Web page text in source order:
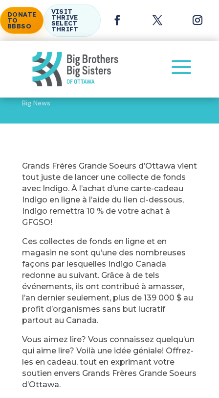
DONATE
TO
BBBSO
VISIT
THRIVE
SELECT
THRIFT
a
Big News
Grands Frères Grande Soeurs d’Ottawa vient
tout juste de lancer une collecte de fonds
avec Indigo. À l’achat d’une carte-cadeau
Indigo en ligne à l’aide du lien ci-dessous,
Indigo remettra 10 % de votre achat à
GFGSO!
Ces collectes de fonds en ligne et en
magasin ne sont qu’une des nombreuses
façons par lesquelles Indigo Canada
redonne au suivant. Grâce à de tels
événements, ils ont contribué à amasser,
l’an dernier seulement, plus de 139 000 $ au
profit d’organismes sans but lucratif
partout au Canada.
Vous aimez lire? Vous connaissez quelqu’un
qui aime lire? Voilà une idée géniale! Offrez-
les en cadeau, tout en exprimant votre
soutien envers Grands Frères Grande Soeurs
d’Ottawa.